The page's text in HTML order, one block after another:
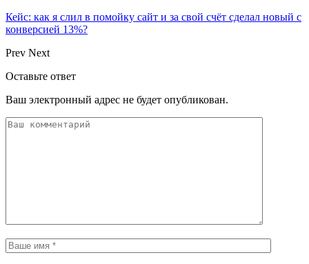
Кейс: как я слил в помойку сайт и за свой счёт сделал новый с
конверсией 13%?
Prev Next
Оставьте ответ
Ваш электронный адрес не будет опубликован.